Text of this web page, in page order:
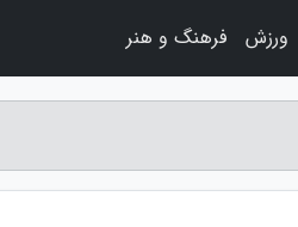
ورزش فرهنگ و هنر